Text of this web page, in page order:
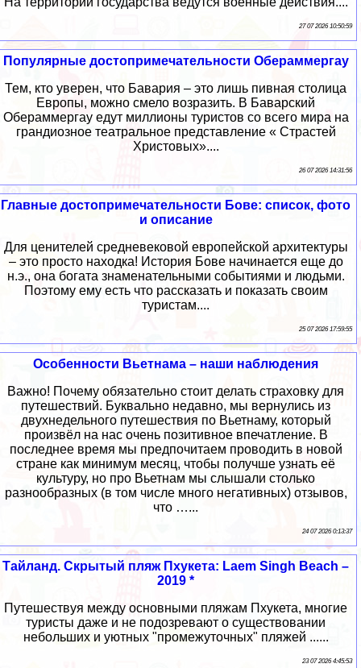
27 07 2026 10:50:59
Популярные достопримечательности Обераммергау
Тем, кто уверен, что Бавария – это лишь пивная столица
Европы, можно смело возразить. В Баварский
Обераммергау едут миллионы туристов со всего мира на
грандиозное театральное представление « Страстей
Христовых»....
26 07 2026 14:31:56
Главные достопримечательности Бове: список, фото
и описание
Для ценителей средневековой европейской архитектуры
– это просто находка! История Бове начинается еще до
н.э., она богата знаменательными событиями и людьми.
Поэтому ему есть что рассказать и показать своим
туристам....
25 07 2026 17:59:55
Особенности Вьетнама – наши наблюдения
Важно! Почему обязательно стоит делать страховку для
путешествий. Буквально недавно, мы вернулись из
двухнедельного путешествия по Вьетнаму, который
произвёл на нас очень позитивное впечатление. В
последнее время мы предпочитаем проводить в новой
стране как минимум месяц, чтобы получше узнать её
культуру, но про Вьетнам мы слышали столько
разнообразных (в том числе много негативных) отзывов,
что …...
24 07 2026 0:13:37
Тайланд. Скрытый пляж Пхукета: Laem Singh Beach –
2019 *
Путешествуя между основными пляжам Пхукета, многие
туристы даже и не подозревают о существовании
небольших и уютных "промежуточных" пляжей ......
23 07 2026 4:45:53